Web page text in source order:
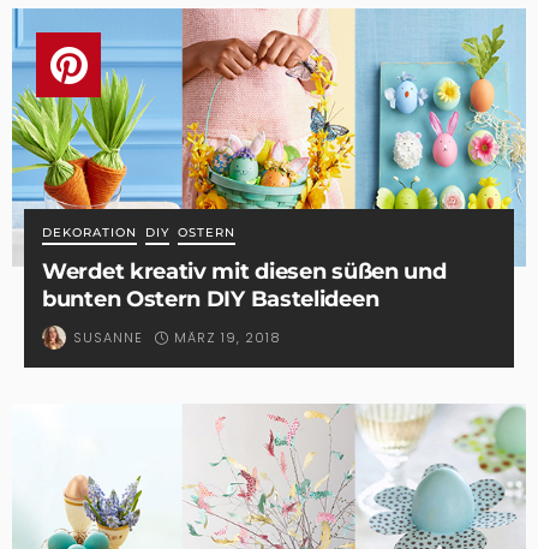
DEKORATION DIY OSTERN
Werdet kreativ mit diesen süßen und
bunten Ostern DIY Bastelideen
SUSANNE MÄRZ 19, 2018